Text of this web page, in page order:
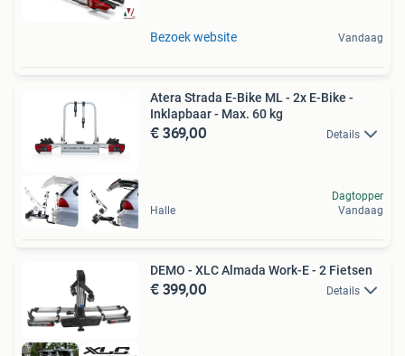
Bezoek website Vandaag
Atera Strada E-Bike ML - 2x E-Bike -
Inklapbaar - Max. 60 kg
€ 369,00 Details
Halle
Dagtopper
Vandaag
DEMO - XLC Almada Work-E - 2 Fietsen
€ 399,00 Details